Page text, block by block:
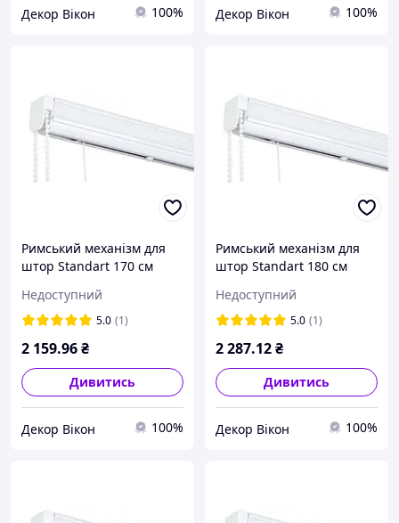
Декор Вікон 100% Декор Вікон 100%
Римський механізм для
штор Standart 170 см
Недоступний
5.0 (1)
2 159.96₴
Дивитись
Декор Вікон 100%
Римський механізм для
штор Standart 180 см
Недоступний
5.0 (1)
2 287.12₴
Дивитись
Декор Вікон 100%